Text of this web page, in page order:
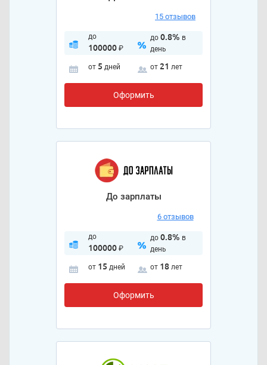
15 отзывов
до
100000₽
до 0.8% в
день
от 5 дней от 21 лет
Оформить
До зарплаты
6 отзывов
до
100000₽
до 0.8% в
день
от 15 дней от 18 лет
Оформить